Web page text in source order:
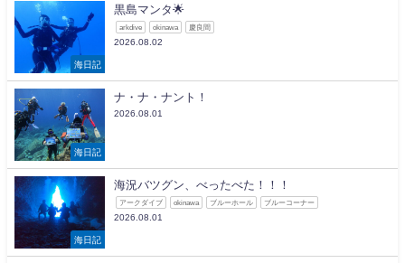
海日記
黒島マンタ🌟
arkdive okinawa 慶良間
2026.08.02
海日記
ナ・ナ・ナント！
2026.08.01
海日記
海況バツグン、べったべた！！！
アークダイブ okinawa ブルーホール ブルーコーナー
2026.08.01